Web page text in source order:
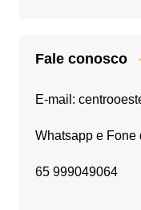
Fale conosco
E-mail:
Whatsapp e Fone
65 999049064